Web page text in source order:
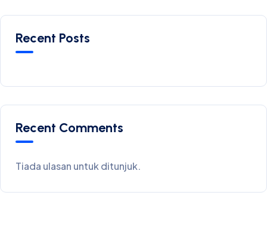
Recent Posts
Recent Comments
Tiada ulasan untuk ditunjuk.